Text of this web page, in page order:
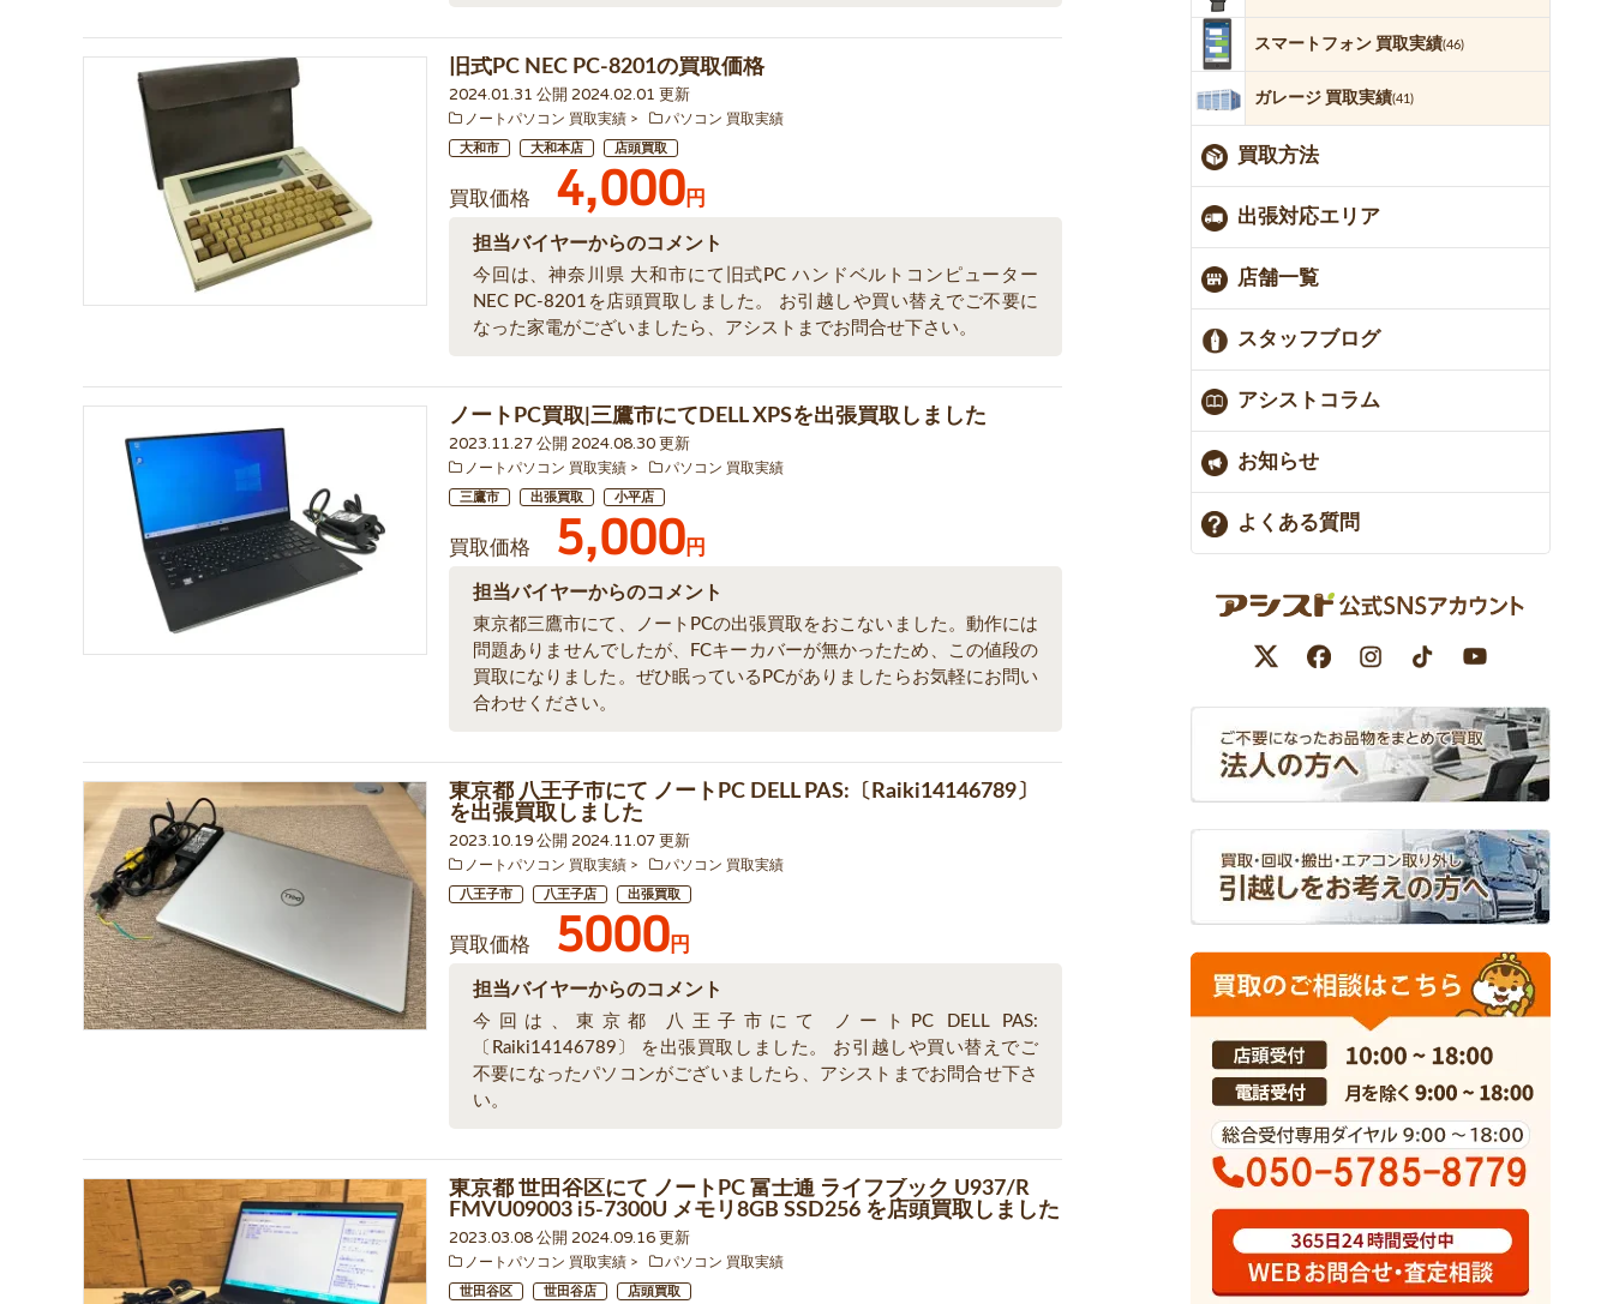
旧式PC NEC PC-8201の買取価格
2024.01.31 公開 2024.02.01 更新
ノートパソコン 買取実績 パソコン 買取実績
大和市 大和本店 店頭買取
買取価格 4,000円
担当バイヤーからのコメント
今回は、神奈川県 大和市にて旧式PC ハンドベルトコンピューター
NEC PC-8201を店頭買取しました。 お引越しや買い替えでご不要に
なった家電がございましたら、アシストまでお問合せ下さい。
ノートPC買取|三鷹市にてDELL XPSを出張買取しました
2023.11.27 公開 2024.08.30 更新
ノートパソコン 買取実績 パソコン 買取実績
三鷹市 出張買取 小平店
買取価格 5,000円
担当バイヤーからのコメント
東京都三鷹市にて、ノートPCの出張買取をおこないました。動作には
問題ありませんでしたが、FCキーカバーが無かったため、この値段の
買取になりました。ぜひ眠っているPCがありましたらお気軽にお問い
合わせください。
東京都 八王子市にて ノートPC DELL PAS:〔Raiki14146789〕
を出張買取しました
2023.10.19 公開 2024.11.07 更新
ノートパソコン 買取実績 パソコン 買取実績
八王子市 八王子店 出張買取
買取価格 5000円
担当バイヤーからのコメント
今回は、東京都 八王子市にて ノートPC DELL PAS:
〔Raiki14146789〕 を出張買取しました。 お引越しや買い替えでご
不要になったパソコンがございましたら、アシストまでお問合せ下さ
い。
東京都 世田谷区にて ノートPC 富士通 ライフブック U937/R
FMVU09003 i5-7300U メモリ8GB SSD256 を店頭買取しました
2023.03.08 公開 2024.09.16 更新
ノートパソコン 買取実績 パソコン 買取実績
世田谷区 世田谷店 店頭買取
スマートフォン 買取実績(46)
ガレージ 買取実績(41)
買取方法
出張対応エリア
店舗一覧
スタッフブログ
アシストコラム
お知らせ
よくある質問